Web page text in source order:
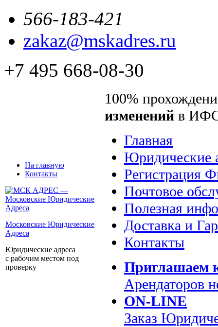
566-183-421
zakaz@mskadres.ru
+7 495 668-08-30
На главную
Контакты
Московские Юридические
Адреса
Юридические адреса
с рабочим местом под
проверку
100%
изменений в
Главная
Юридические
Регистрация
Почтовое
Полезная
Доставка и
Контакты
Приглашаем
Арендаторов
ON-LINE
Заказ